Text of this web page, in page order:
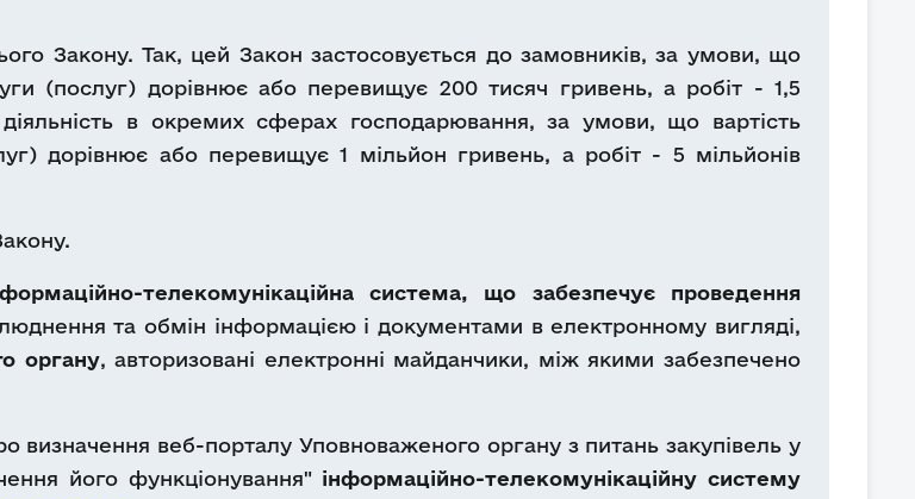
Закону. Так, цей Закон застосовується до замовників, за умови, що
(послуг) дорівнює або перевищує 200 тисяч гривень, а робіт - 1,5
в окремих сферах господарювання, за умови, що вартість
дорівнює або перевищує 1 мільйон гривень, а робіт - 5 мільйонів
телекомунікаційна система, що
забезпечує проведення
та обмін інформацією і документами в електронному вигляді,
органу, авторизовані електронні майданчики, між якими забезпечено
визначення веб-порталу Уповноваженого органу з питань закупівель у
його функціонування"інформаційно-телекомунікаційну систему